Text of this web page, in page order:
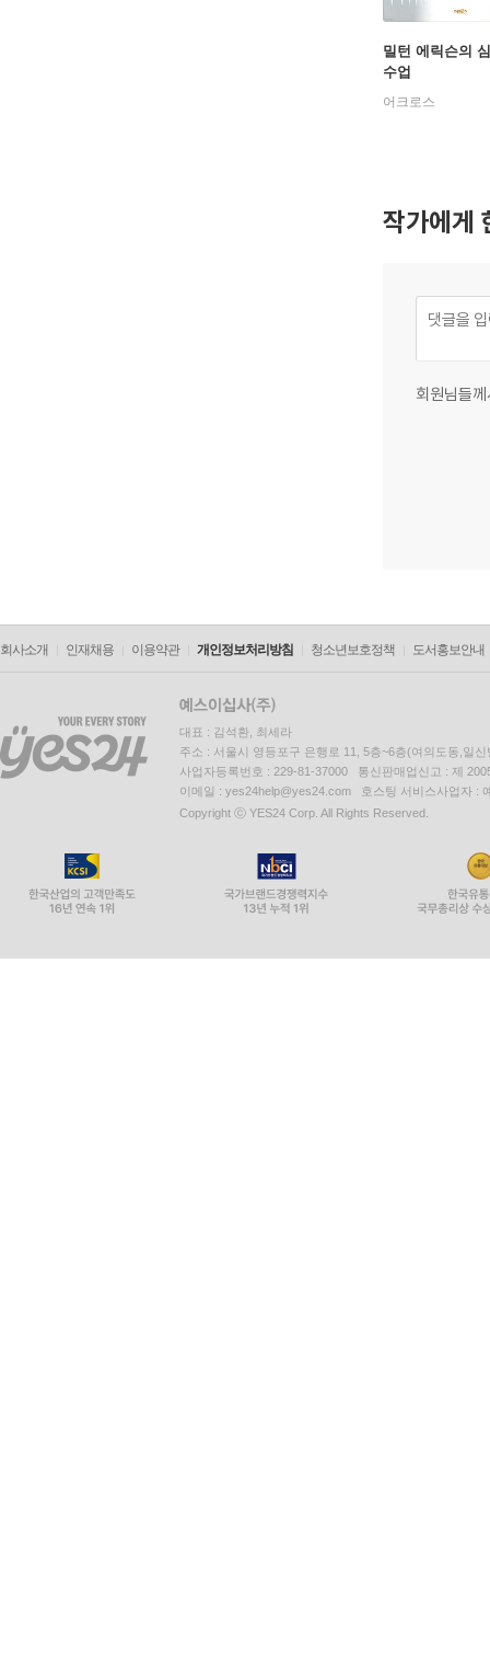
밀턴 에릭슨의
수업
어크로스
작가에게
회원님들
회사소개 인재채용 이용약관 개인정보처리방침 청소년보호정책 도서홍보안내
대표 : 김석환, 최세라
주소 : 서울시 영등포구 은행로 11, 5층~6층(여의도동,일신
사업자등록번호 : 229-81-37000 통신판매업신고 : 제
이메일 : yes24help@yes24.com 호스팅 서비스사업자 :
Copyright ⓒ YES24 Corp. All Rights Reserved.